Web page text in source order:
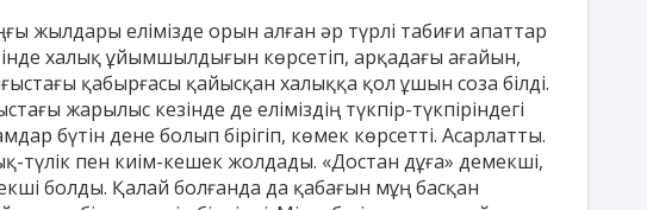
жылдары елімізде орын алған әр түрлі табиғи апаттар
халық ұйымшылдығын көрсетіп, арқадағы ағайын,
қабырғасы қайысқан халыққа қол ұшын соза білді.
жарылыс кезінде де еліміздің түкпір-түкпіріндегі
бүтін дене болып бірігіп, көмек көрсетті. Асарлатты.
түлік пен киім-кешек жолдады. «Достан дұға» демекші,
болды. Қалай болғанда да қабағын мұң басқан